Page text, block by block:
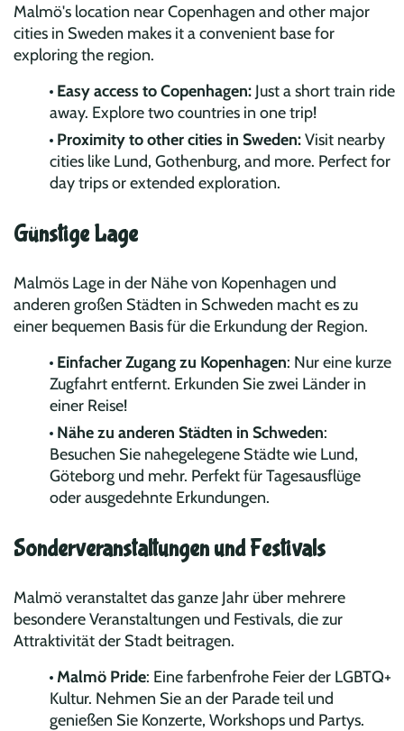
Malmö's location near Copenhagen and other major
cities in Sweden makes it a convenient base for
exploring the region.
Easy access to Copenhagen: Just a short train ride
away. Explore two countries in one trip!
Proximity to other cities in Sweden:Visit nearby
cities like Lund, Gothenburg, and more. Perfect for
day trips or extended exploration.
Günstige Lage
Malmös Lage in der Nähe von Kopenhagen und
anderen großen Städten in Schweden macht es zu
einer bequemen Basis für die Erkundung der Region.
Einfacher Zugang zu Kopenhagen: Nur eine kurze
Zugfahrt entfernt. Erkunden Sie zwei Länder in
einer Reise!
Nähe zu anderen Städten in Schweden:
Besuchen Sie nahegelegene Städte wie Lund,
Göteborg und mehr. Perfekt für Tagesausflüge
oder ausgedehnte Erkundungen.
Sonderveranstaltungen und Festivals
Malmö veranstaltet das ganze Jahr über mehrere
besondere Veranstaltungen und Festivals, die zur
Attraktivität der Stadt beitragen.
Malmö Pride: Eine farbenfrohe Feier der LGBTQ+
Kultur. Nehmen Sie an der Parade teil und
genießen Sie Konzerte, Workshops und Partys.